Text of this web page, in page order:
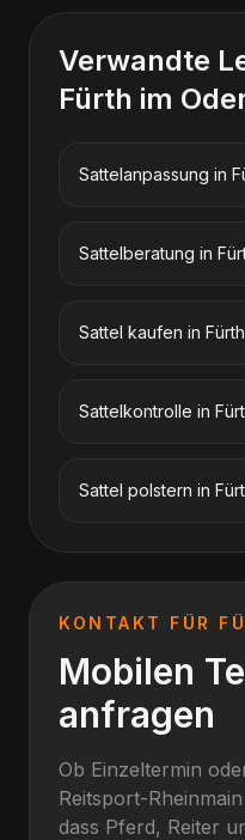
Verwandte
Fürth im
Sattelanpassung in
Sattelberatung in
Sattel kaufen in
Sattelkontrolle in
Sattel polstern in
KONTAKT FÜR
Mobilen
anfragen
Ob Einzeltermin
Reitsport-
dass Pferd, Reiter